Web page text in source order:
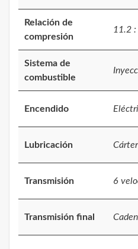
Relación de
compresión
11.2 :
Sistema de
combustible
Encendido
Lubricación
Transmisión 6
Transmisión final